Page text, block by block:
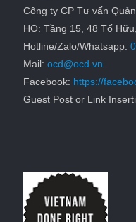
Công ty CP Tư vấn
HO: Tầng 15, 48 Tố
Hotline/Zalo/Whatsapp:
Mail: ocd@ocd.vn
Facebook: https://
Guest Post or Link